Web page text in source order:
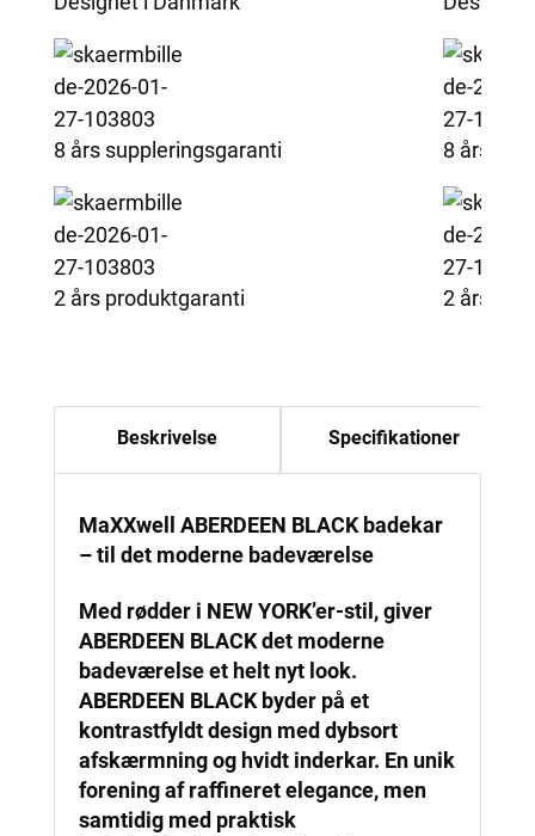
8 års suppleringsgaranti
2 års produktgaranti
8 års
2 års
Beskrivelse Specifikationer
MaXXwell ABERDEEN BLACK badekar
– til det moderne badeværelse
Med rødder i NEW YORK’er-stil, giver
ABERDEEN BLACK det moderne
badeværelse et helt nyt look.
ABERDEEN BLACK byder på et
kontrastfyldt design med dybsort
afskærmning og hvidt inderkar. En unik
forening af raffineret elegance, men
samtidig med praktisk